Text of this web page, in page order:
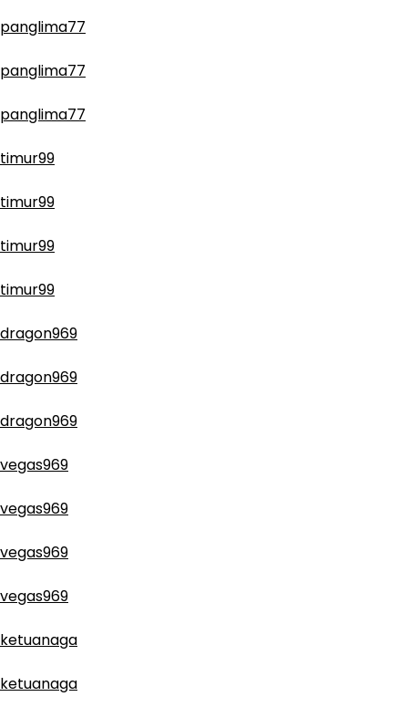
panglima77
panglima77
panglima77
timur99
timur99
timur99
timur99
dragon969
dragon969
dragon969
vegas969
vegas969
vegas969
vegas969
ketuanaga
ketuanaga